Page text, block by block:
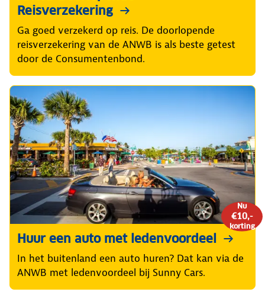
Reisverzekering
Ga goed verzekerd op reis. De doorlopende
reisverzekering van de ANWB is als beste getest
door de Consumentenbond.
Nu
€10,-
korting
Huur een auto met ledenvoordeel
In het buitenland een auto huren? Dat kan via de
ANWB met ledenvoordeel bij Sunny Cars.